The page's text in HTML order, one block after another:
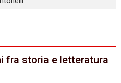
fra storia e letteratura